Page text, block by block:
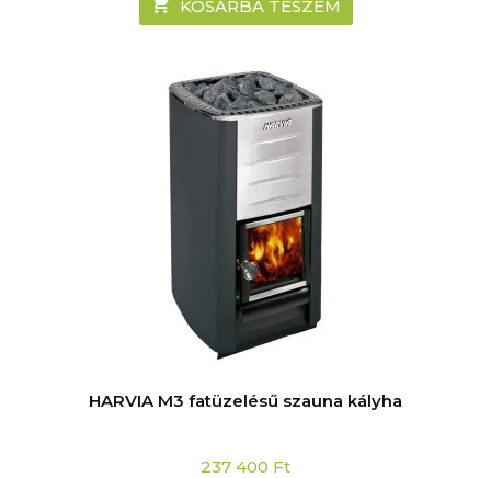
KOSÁRBA TESZEM
HARVIA M3 fatüzelésű szauna kályha
237 400 Ft